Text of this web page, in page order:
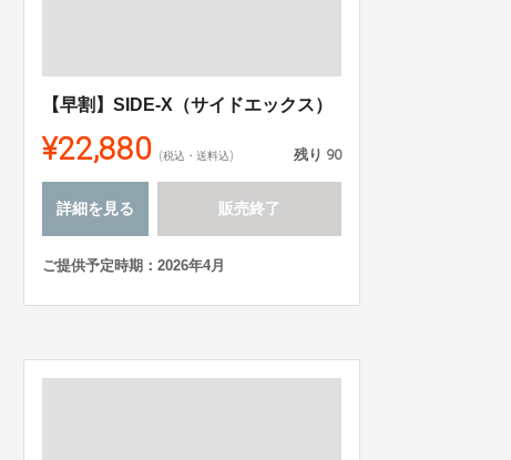
【早割】SIDE-X（サイドエックス）
¥22,880 (税込・送料込) 残り 90
詳細を見る 販売終了
ご提供予定時期：2026年4月